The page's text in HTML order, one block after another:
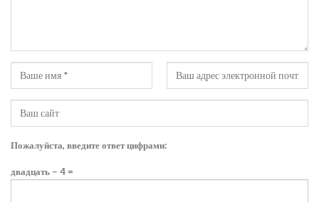
Пожалуйста, введите ответ цифрами:
двадцать − 4 =